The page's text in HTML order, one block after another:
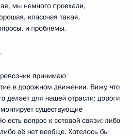
мы немного проехали,
классная такая.
и проблемы.
принимаю
в дорожном движении. Вижу, что
делает для нашей отрасли: дороги
существующие
есть вопрос к сотовой связи: либо
её нет вообще. Хотелось бы